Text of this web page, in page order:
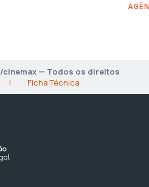
cinemax — Todos os direitos
| Ficha Técnica